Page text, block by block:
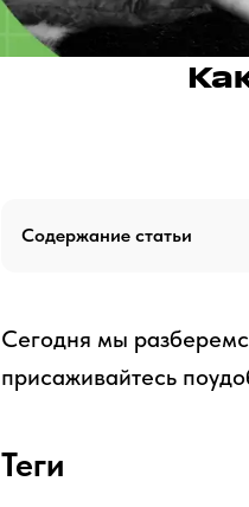
Содержание статьи
Сегодня мы
присаживайтесь
Теги